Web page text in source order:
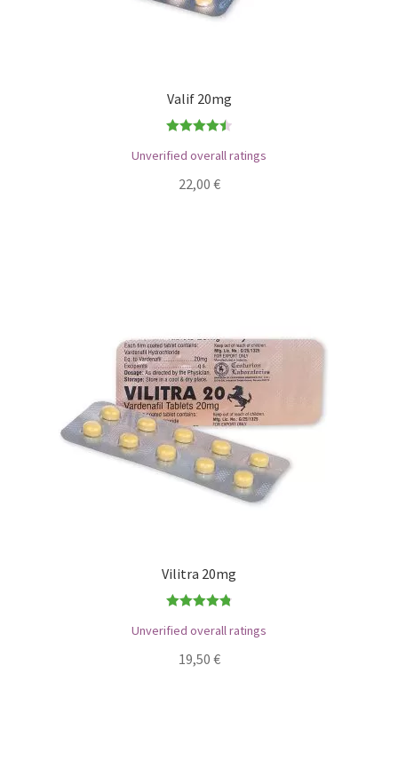
Valif 20mg
mit4.50
von 5
Unverified overall ratings
22,00 €
Vilitra 20mg
mit 4.83
von 5
Unverified overall ratings
19,50 €